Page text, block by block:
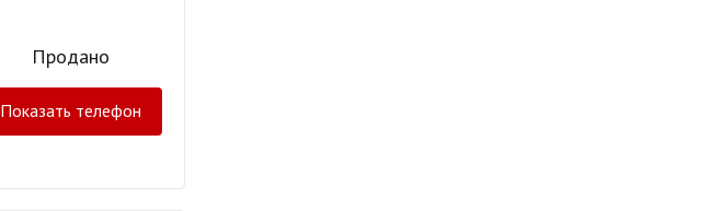
Продано
Показать телефон